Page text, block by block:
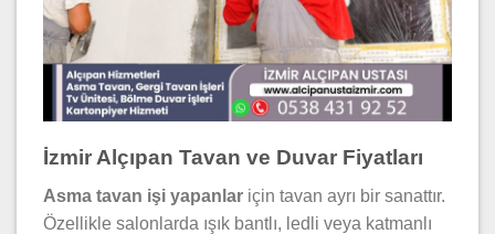
İzmir Alçıpan Tavan ve Duvar Fiyatları
Asma tavan işi yapanlar için tavan ayrı bir sanattır.
Özellikle salonlarda ışık bantlı, ledli veya katmanlı